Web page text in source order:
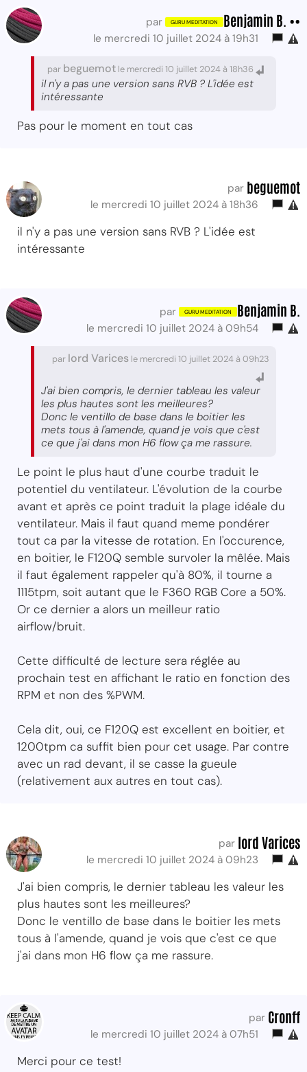
par Benjamin B. ••
le mercredi 10 juillet 2024 à 19h31
par beguemot le mercredi 10 juillet 2024 à 18h36
il n'y a pas une version sans RVB ? L'idée est
intéressante
Pas pour le moment en tout cas
par beguemot
le mercredi 10 juillet 2024 à 18h36
il n'y a pas une version sans RVB ? L'idée est
intéressante
par Benjamin B.
le mercredi 10 juillet 2024 à 09h54
par lord Varices le mercredi 10 juillet 2024 à 09h23
J'ai bien compris, le dernier tableau les valeur
les plus hautes sont les meilleures?
Donc le ventillo de base dans le boitier les
mets tous à l'amende, quand je vois que c'est
ce que j'ai dans mon H6 flow ça me rassure.
Le point le plus haut d'une courbe traduit le
potentiel du ventilateur. L'évolution de la courbe
avant et après ce point traduit la plage idéale du
ventilateur. Mais il faut quand meme pondérer
tout ca par la vitesse de rotation. En l'occurence,
en boitier, le F120Q semble survoler la mêlée. Mais
il faut également rappeler qu'à 80%, il tourne a
1115tpm, soit autant que le F360 RGB Core a 50%.
Or ce dernier a alors un meilleur ratio
airflow/bruit.
Cette difficulté de lecture sera réglée au
prochain test en affichant le ratio en fonction des
RPM et non des %PWM.
Cela dit, oui, ce F120Q est excellent en boitier, et
1200tpm ca suffit bien pour cet usage. Par contre
avec un rad devant, il se casse la gueule
(relativement aux autres en tout cas).
par lord Varices
le mercredi 10 juillet 2024 à 09h23
J'ai bien compris, le dernier tableau les valeur les
plus hautes sont les meilleures?
Donc le ventillo de base dans le boitier les mets
tous à l'amende, quand je vois que c'est ce que
j'ai dans mon H6 flow ça me rassure.
par Cronff
le mercredi 10 juillet 2024 à 07h51
Merci pour ce test!